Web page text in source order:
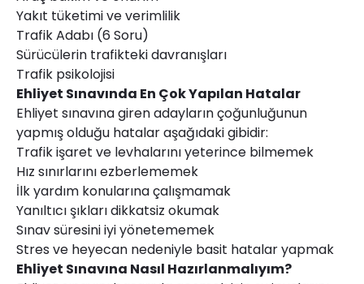
Yakıt tüketimi ve verimlilik
Trafik Adabı (6 Soru)
Sürücülerin trafikteki davranışları
Trafik psikolojisi
Ehliyet Sınavında En Çok Yapılan Hatalar
Ehliyet sınavına giren adayların çoğunluğunun
yapmış olduğu hatalar aşağıdaki gibidir:
Trafik işaret ve levhalarını yeterince bilmemek
Hız sınırlarını ezberlememek
İlk yardım konularına çalışmamak
Yanıltıcı şıkları dikkatsiz okumak
Sınav süresini iyi yönetememek
Stres ve heyecan nedeniyle basit hatalar yapmak
Ehliyet Sınavına Nasıl Hazırlanmalıyım?